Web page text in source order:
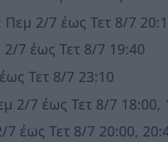
2/7 έως Τετ 8/7
7 έως Τετ 8/7 19:40
Τετ 8/7 23:10
2/7 έως Τετ 8/7 18:00,
έως Τετ 8/7 20:00,